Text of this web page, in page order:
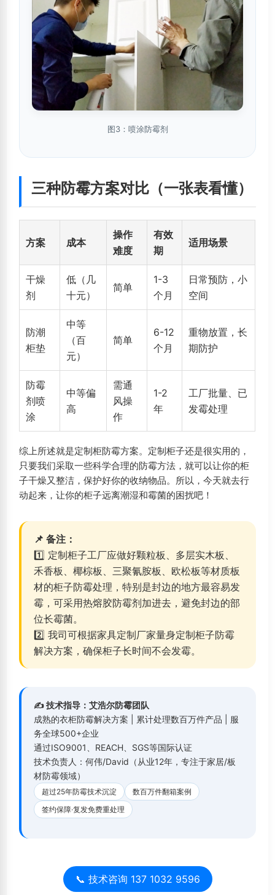
图3：喷涂防霉剂
三种防霉方案对比（一张表看懂）
方案 成本
操作
难度
有效
期
适用场景
干燥
剂
低（几
十元）
简单
1-3
个月
日常预防，小
空间
防潮
柜垫
中等
（百
元）
简单
6-12
个月
重物放置，长
期防护
防霉
剂喷
涂
中等偏
高
需通
风操
作
1-2
年
工厂批量、已
发霉处理
综上所述就是定制柜防霉方案。定制柜子还是很实用的，
只要我们采取一些科学合理的防霉方法，就可以让你的柜
子干燥又整洁，保护好你的收纳物品。所以，今天就去行
动起来，让你的柜子远离潮湿和霉菌的困扰吧！
📌 备注：
1️⃣ 定制柜子工厂应做好颗粒板、多层实木板、
禾香板、椰棕板、三聚氰胺板、欧松板等材质板
材的柜子防霉处理，特别是封边的地方最容易发
霉，可采用热熔胶防霉剂加进去，避免封边的部
位长霉菌。
2️⃣ 我司可根据家具定制厂家量身定制柜子防霉
解决方案，确保柜子长时间不会发霉。
✍️ 技术指导：艾浩尔防霉团队
成熟的衣柜防霉解决方案 | 累计处理数百万件产品 | 服
务全球500+企业
通过ISO9001、REACH、SGS等国际认证
技术负责人：何伟/David（从业12年，专注于家居/板
材防霉领域）
超过25年防霉技术沉淀
数百万件翻箱案例
签约保障·复发免费重处理
📞 技术咨询 137 1032 9596